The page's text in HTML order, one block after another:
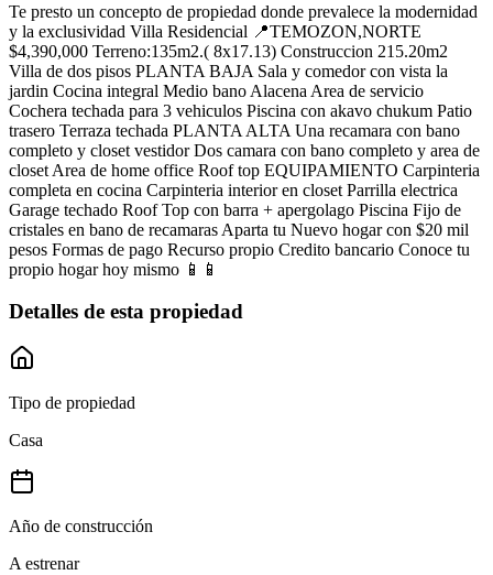
Te presto un concepto de propiedad donde prevalece la modernidad
y la exclusividad Villa Residencial 📍TEMOZON,NORTE
$4,390,000 Terreno:135m2.( 8x17.13) Construccion 215.20m2
Villa de dos pisos PLANTA BAJA Sala y comedor con vista la
jardin Cocina integral Medio bano Alacena Area de servicio
Cochera techada para 3 vehiculos Piscina con akavo chukum Patio
trasero Terraza techada PLANTA ALTA Una recamara con bano
completo y closet vestidor Dos camara con bano completo y area de
closet Area de home office Roof top EQUIPAMIENTO Carpinteria
completa en cocina Carpinteria interior en closet Parrilla electrica
Garage techado Roof Top con barra + apergolago Piscina Fijo de
cristales en bano de recamaras Aparta tu Nuevo hogar con $20 mil
pesos Formas de pago Recurso propio Credito bancario Conoce tu
propio hogar hoy mismo 📱📱
Detalles de esta propiedad
Tipo de propiedad
Casa
Año de construcción
A estrenar